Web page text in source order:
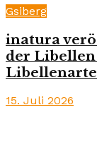
Gsiberg
inatura
der Libellen
15. Juli 2026